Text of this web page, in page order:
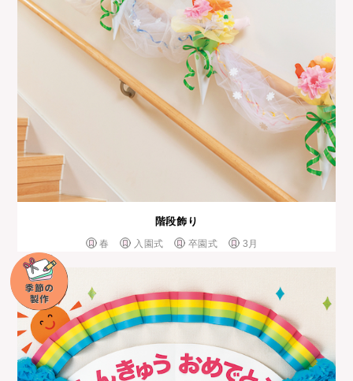
階段飾り
春 入園式 卒園式 3月